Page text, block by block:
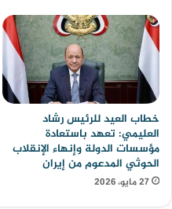
خطاب العيد للرئيس رشاد
العليمي: تعهد باستعادة
مؤسسات الدولة وإنهاء الإنقلاب
الحوثي المدعوم من إيران
27 مايو، 2026